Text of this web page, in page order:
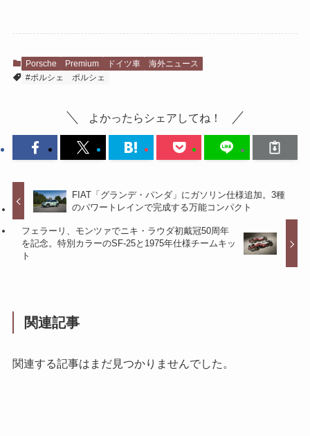
Porsche Premium ドイツ車
海外ニュース
#ポルシェ ポルシェ
よかったらシェアしてね！
FIAT「グランデ・パンダ」にガソリン仕様追加。3種
のパワートレインで完成する万能コンパクト
フェラーリ、モンツァでニキ・ラウダ初戴冠50周年
を記念。特別カラーのSF-25と1975年仕様チームキッ
ト
関連記事
関連する記事はまだ見つかりませんでした。